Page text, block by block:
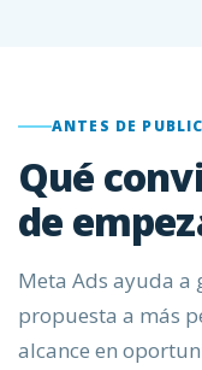
ANTES DE
Qué
de
Meta Ads ayuda a
propuesta a más
alcance en